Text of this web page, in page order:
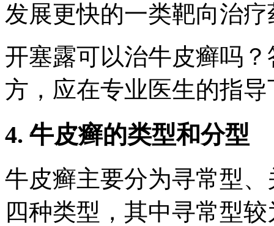
发展更快的一类靶向治
开塞露可以治牛皮癣吗
方，应在专业医生的指
4. 牛皮癣的类型和分型
牛皮癣主要分为寻常型
四种类型，其中寻常型